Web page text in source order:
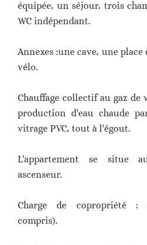
équipée, un séjour, trois
WC indépendant.
Annexes :une cave, une
vélo.
Chauffage collectif au gaz de
production d'eau chaude
vitrage PVC, tout à l'égout.
L'appartement se situe
ascenseur.
Charge de copropriété :
compris).